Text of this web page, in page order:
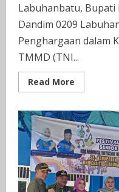
Labuhanbatu,
Dandim 0209
Penghargaan dalam
TMMD (TNI...
Read More
more
Desa
(TMMD)
Ke-
126
TA
2025